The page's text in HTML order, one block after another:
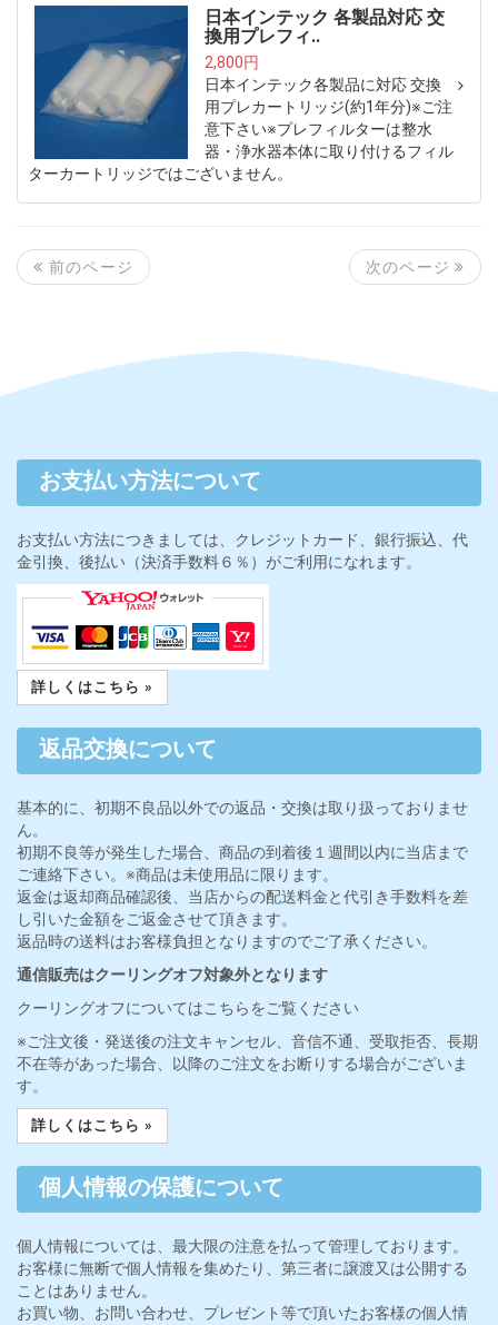
日本インテック 各製品対応 交
換用プレフィ..
2,800円
日本インテック各製品に対応 交換
用プレカートリッジ(約1年分)※ご注
意下さい※プレフィルターは整水
器・浄水器本体に取り付けるフィル
ターカートリッジではございません。
前のページ 次のページ
お支払い方法について
お支払い方法につきましては、クレジットカード、銀行振込、代
金引換、後払い（決済手数料６％）がご利用になれます。
詳しくはこちら »
返品交換について
基本的に、初期不良品以外での返品・交換は取り扱っておりませ
ん。
初期不良等が発生した場合、商品の到着後１週間以内に当店まで
ご連絡下さい。※商品は未使用品に限ります。
返金は返却商品確認後、当店からの配送料金と代引き手数料を差
し引いた金額をご返金させて頂きます。
返品時の送料はお客様負担となりますのでご了承ください。
通信販売はクーリングオフ対象外となります
クーリングオフについてはこちらをご覧ください
※ご注文後・発送後の注文キャンセル、音信不通、受取拒否、長期
不在等があった場合、以降のご注文をお断りする場合がございま
す。
詳しくはこちら »
個人情報の保護について
個人情報については、最大限の注意を払って管理しております。
お客様に無断で個人情報を集めたり、第三者に譲渡又は公開する
ことはありません。
お買い物、お問い合わせ、プレゼント等で頂いたお客様の個人情